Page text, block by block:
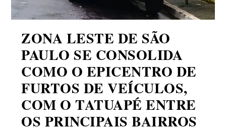
ZONA LESTE DE SÃO
PAULO SE CONSOLIDA
COMO O EPICENTRO DE
FURTOS DE VEÍCULOS,
COM O TATUAPÉ ENTRE
OS PRINCIPAIS BAIRROS